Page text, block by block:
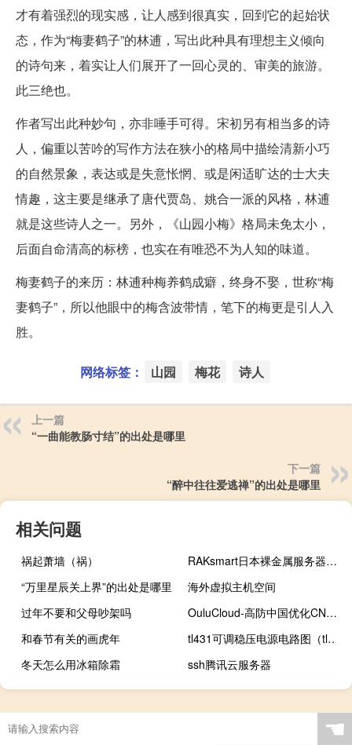
才有着强烈的现实感，让人感到很真实，回到它的起始状
态，作为“梅妻鹤子”的林逋，写出此种具有理想主义倾向
的诗句来，着实让人们展开了一回心灵的、审美的旅游。
此三绝也。
作者写出此种妙句，亦非唾手可得。宋初另有相当多的诗
人，偏重以苦吟的写作方法在狭小的格局中描绘清新小巧
的自然景象，表达或是失意怅惘、或是闲适旷达的士大夫
情趣，这主要是继承了唐代贾岛、姚合一派的风格，林逋
就是这些诗人之一。另外，《山园小梅》格局未免太小，
后面自命清高的标榜，也实在有唯恐不为人知的味道。
梅妻鹤子的来历：林逋种梅养鹤成癖，终身不娶，世称“梅
妻鹤子”，所以他眼中的梅含波带情，笔下的梅更是引人入
胜。
网络标签： 山园 梅花 诗人
上一篇
“一曲能教肠寸结”的出处是哪里
下一篇
“醉中往往爱逃禅”的出处是哪里
相关问题
祸起萧墙（祸）
RAKsmart日本裸金属服务器深度测评 | 高性能物理服务器全面解析
“万里星辰关上界”的出处是哪里
海外虚拟主机空间
过年不要和父母吵架吗
OuluCloud-高防中国优化CN2 CMIN2 云服务器8折促销详情解析
和春节有关的画虎年
tl431可调稳压电源电路图（tl431）
冬天怎么用冰箱除霜
ssh腾讯云服务器
☚